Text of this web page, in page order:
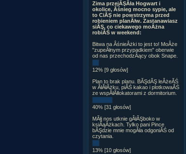
Zima przejĂŞÂła Hogwart i
okolice, Âśnieg mocno sypie, ale
to CiĂŞ nie powstrzyma przed
robieniem planĂłw. Zastanawiasz
siĂŞ, co ciekawego moÂżna
robiĂŚ w weekend:
Bitwa na ÂśnieÂżki to jest to! MoÂże
"zupeÂłnym przypadkiem" oberwie
od nas przechodzÂący obok Snape.
12% [9 głosów]
Plan to brak planu. BĂŞdĂŞ leÂżeĂŚ
w ÂłĂłÂżku, piĂŚ kakao i plotkowaĂŚ
ze wspĂłÂłlokatorami z dormitorium.
40% [31 głosów]
MĂłj nos utknie gÂłĂŞboko w
ksiÂąÂżkach. Tylko pani Pince
bĂŞdzie mnie mogÂła odgoniĂŚ od
czytania.
13% [10 głosów]